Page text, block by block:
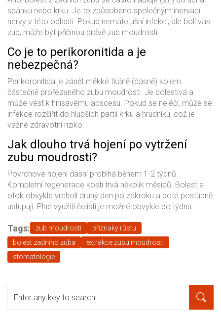
spánku nebo krku. Je to způsobeno společným inervací
nervy v této oblasti. Pokud nemáte ušní infekci, ale bolí vás
zub, může být příčinou právě zub moudrosti.
Co je to perikoronitida a je
nebezpečná?
Perikoronitida je zánět měkké tkáně (dásně) kolem
částečně prořezaného zubu moudrosti. Je bolestivá a
může vést k hnisavému abscesu. Pokud se neléčí, může se
infekce rozšířit do hlubších partií krku a hrudníku, což je
vážné zdravotní riziko.
Jak dlouho trvá hojení po vytržení
zubu moudrosti?
Povrchové hojení dásní probíhá během 1-2 týdnů.
Kompletní regenerace kosti trvá několik měsíců. Bolest a
otok obvykle vrcholí druhý den po zákroku a poté postupně
ustupují. Plné využití čelisti je možné obvykle po týdnu.
Tags: zub moudrosti
příznaky růstu
bolest zadního zuba
extrakce zubu moudrosti
stomatologie